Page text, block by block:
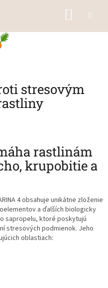
stresovým
rastlinám
krupobitie a
4 obsahuje unikátne zloženie
a ďalších biologicky
sapropelu, ktoré poskytujú
stresových podmienok. Jeho
oblastiach: